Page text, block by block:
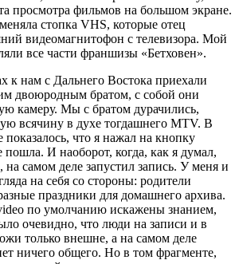
просмотра фильмов на большом экране.
стопка VHS, которые отец
видеомагнитофон с телевизора. Мой
все части франшизы «Бетховен».
к нам с Дальнего Востока приехали
двоюродным братом, с собой они
камеру. Мы с братом дурачились,
всячину в духе тогдашнего MTV. В
что я нажал на кнопку
пошла. И наоборот, когда, как я думал,
на самом деле запустил запись. У меня и
на себя со стороны: родители
праздники для домашнего архива.
по умолчанию искажены знанием,
очевидно, что люди на записи и в
только внешне, а на самом деле
ничего общего. Но в том фрагменте,